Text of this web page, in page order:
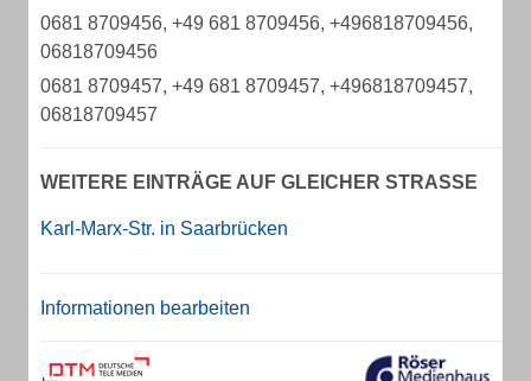
0681 8709456, +49 681 8709456, +496818709456,
06818709456
0681 8709457, +49 681 8709457, +496818709457,
06818709457
WEITERE EINTRÄGE AUF GLEICHER STRASSE
Karl-Marx-Str. in Saarbrücken
Informationen bearbeiten